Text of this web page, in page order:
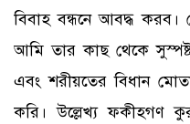
বিবাহ বন্ধনে আবদ্ধ করব।
আমি তার কাছ থেকে
এবং শরীয়তের বিধান
করি। উল্লেখ্য ফকীহগণ